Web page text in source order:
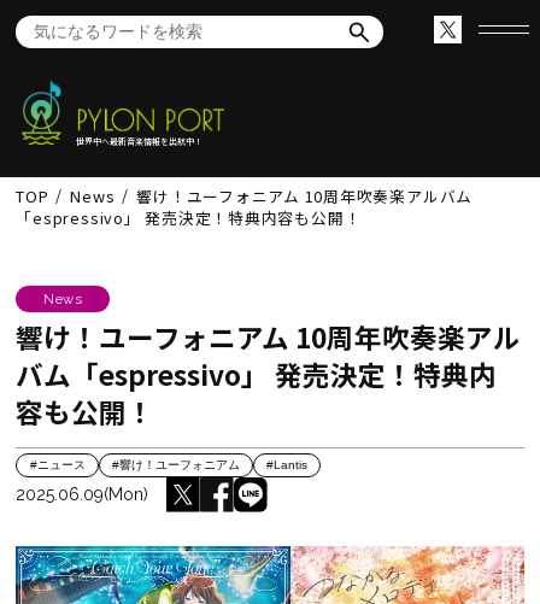
世界中へ最新音楽情報を出航中！
TOP News
響け！ユーフォニアム 10周年吹奏楽アルバム
「espressivo」 発売決定！特典内容も公開！
News
響け！ユーフォニアム 10周年吹奏楽アル
バム「espressivo」 発売決定！特典内
容も公開！
#ニュース #響け！ユーフォニアム #Lantis
2025.06.09(Mon)